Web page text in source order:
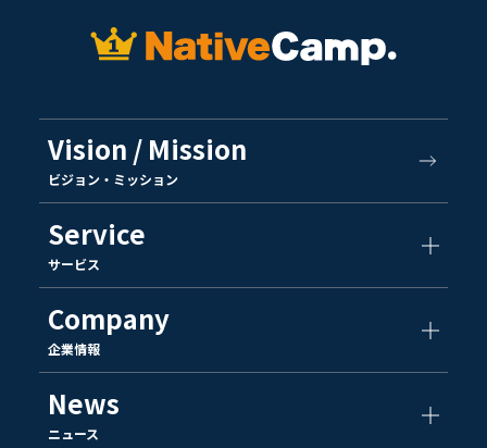
Vision / Mission
ビジョン・ミッション
Service
サービス
Company
企業情報
News
ニュース